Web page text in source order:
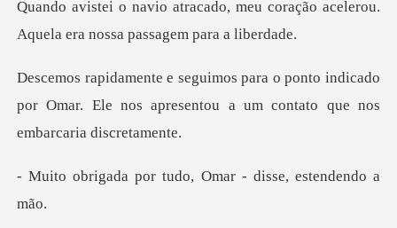
meu coração acelerou.
Aquela er
o indicado
por Omar. Ele nos apresentou a u
r tudo, Omar - diss